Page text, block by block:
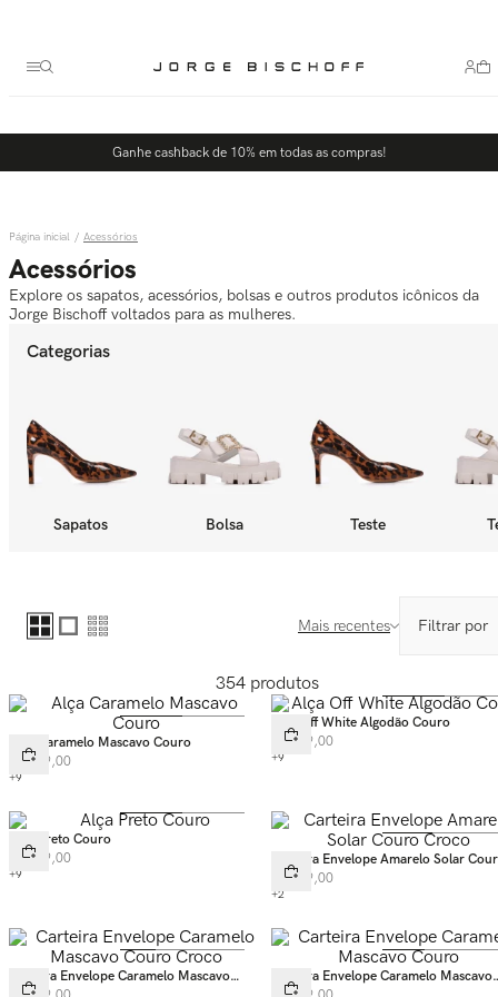
Ganhe cashback de 10% em todas as compras!
Acessórios
Acessórios
Explore os sapatos, acessórios, bolsas e outros produtos icônicos da
Jorge Bischoff voltados para as mulheres.
Categorias
Sapatos Bolsa Teste
Mais recentes
354 produtos
Alça Caramelo Mascavo Couro
R$ 289,00
+9
Alça Off White Algodão Couro
R$ 289,00
+9
Alça Preto Couro
R$ 289,00
+9
Carteira Envelope Amarelo Solar
Croco
R$ 299,00
+2
Carteira Envelope Caramelo Mascavo
Couro Croco
Carteira Envelope Caramelo Mascavo
Couro